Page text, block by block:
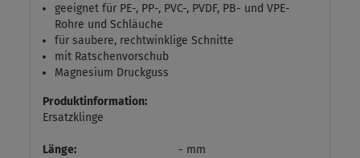
geeignet für PE-, PP-, PVC-, PVDF, PB- und VPE-
Rohre und Schläuche
für saubere, rechtwinklige Schnitte
mit Ratschenvorschub
Magnesium Druckguss
Produktinformation:
Ersatzklinge
Länge:
- mm